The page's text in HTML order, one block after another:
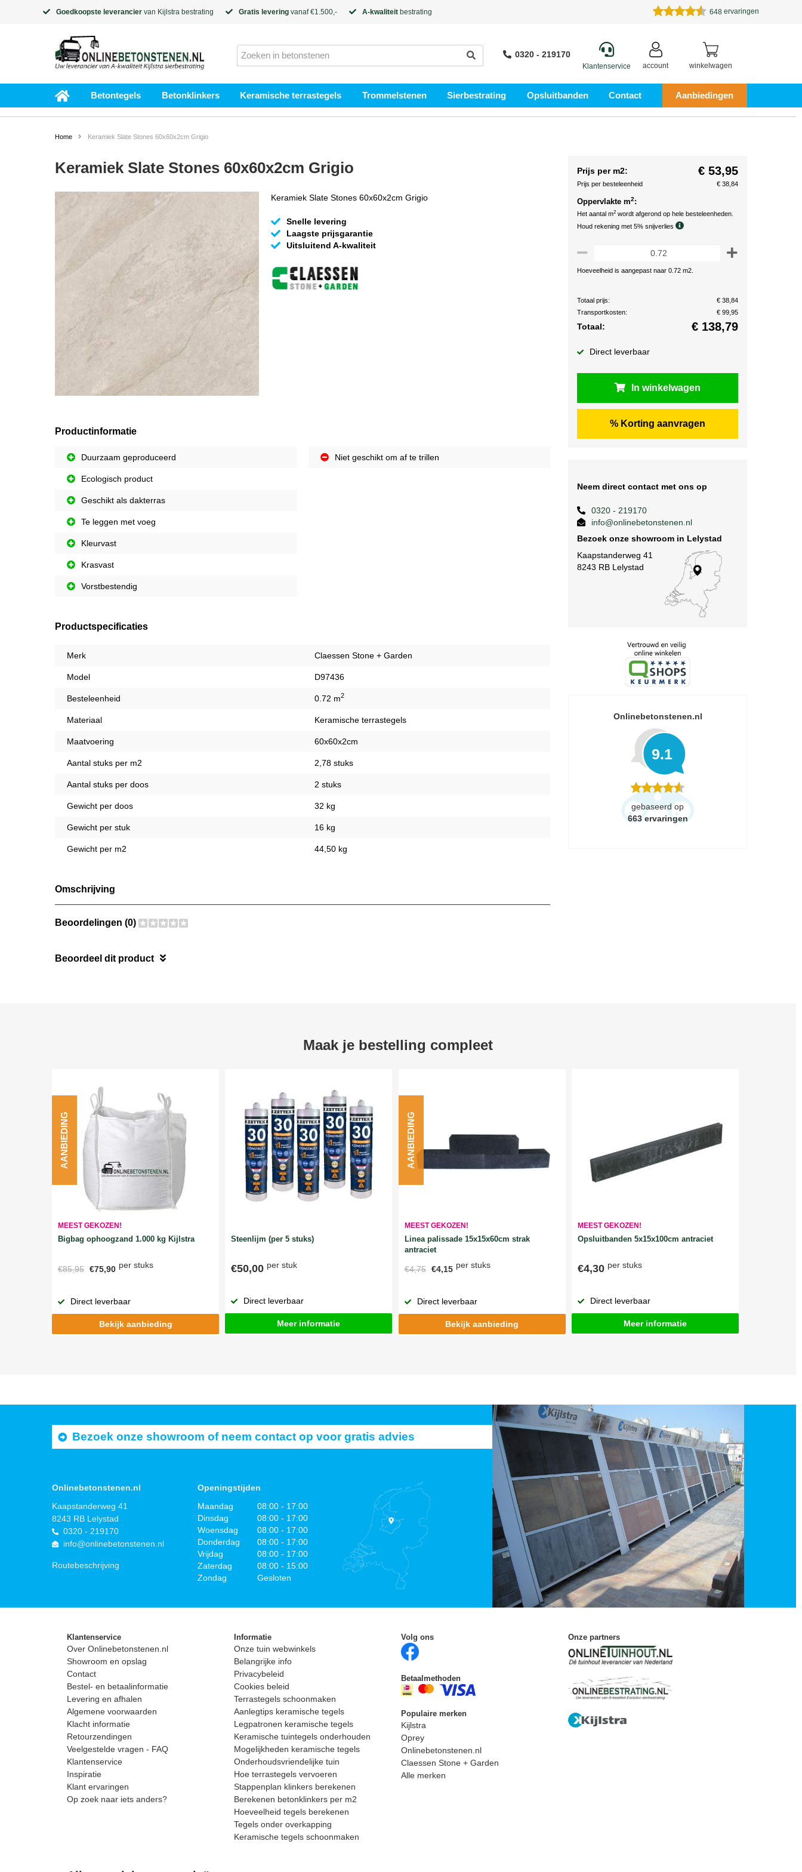
Goedkoopste leverancier van Kijlstra bestrating Gratis levering vanaf €1.500,- A-kwaliteit bestrating 648 ervaringen
0320 - 219170
Klantenservice account winkelwagen
Betontegels Betonklinkers Keramische terrastegels Trommelstenen Sierbestrating Opsluitbanden Contact Aanbiedingen
Home Keramiek Slate Stones 60x60x2cm Grigio
Keramiek Slate Stones 60x60x2cm Grigio
Keramiek Slate Stones 60x60x2cm Grigio
Snelle levering
Laagste prijsgarantie
Uitsluitend A-kwaliteit
Productinformatie
Duurzaam geproduceerd
Ecologisch product
Geschikt als dakterras
Te leggen met voeg
Kleurvast
Krasvast
Vorstbestendig
Niet geschikt om af te trillen
Productspecificaties
Merk Claessen Stone + Garden
Model D97436
Besteleenheid 0.72 m2
Materiaal Keramische terrastegels
Maatvoering 60x60x2cm
Aantal stuks per m2 2,78 stuks
Aantal stuks per doos 2 stuks
Gewicht per doos 32 kg
Gewicht per stuk 16 kg
Gewicht per m2 44,50 kg
Omschrijving
Beoordelingen (0)
Beoordeel dit product
Prijs per m2: € 53,95
Prijs per besteleenheid € 38,84
Oppervlakte m2:
Het aantal m2 wordt afgerond op hele besteleenheden.
Houd rekening met 5% snijverlies
Hoeveelheid is aangepast naar 0.72 m2.
Totaal prijs:
€ 38,84
Transportkosten:
€ 99,95
Totaal: € 138,79
Direct leverbaar
In winkelwagen
% Korting aanvragen
Neem direct contact met ons op
0320 - 219170
info@onlinebetonstenen.nl
Bezoek onze showroom in Lelystad
Kaapstanderweg 41
8243 RB Lelystad
Onlinebetonstenen.nl
9.1
gebaseerd op
663 ervaringen
Maak je bestelling compleet
MEEST GEKOZEN!
Bigbag ophoogzand 1.000 kg Kijlstra
€85,95 €75,90 per stuks
AANBIEDING
Direct leverbaar
Bekijk aanbieding
Steenlijm (per 5 stuks)
€50,00 per stuk
Direct leverbaar
Meer informatie
MEEST GEKOZEN!
Linea palissade 15x15x60cm strak
antraciet
€4,75 €4,15 per stuks
AANBIEDING
Direct leverbaar
Bekijk aanbieding
MEEST GEKOZEN!
Opsluitbanden 5x15x100cm antraciet
€4,30 per stuks
Direct leverbaar
Meer informatie
Bezoek onze showroom of neem contact op voor gratis advies
Onlinebetonstenen.nl
Kaapstanderweg 41
8243 RB Lelystad
0320 - 219170
info@onlinebetonstenen.nl
Routebeschrijving
Openingstijden
Maandag
08:00 - 17:00
Dinsdag
08:00 - 17:00
Woensdag
08:00 - 17:00
Donderdag
08:00 - 17:00
Vrijdag
08:00 - 17:00
Zaterdag
08:00 - 15:00
Zondag
Gesloten
Klantenservice
Over Onlinebetonstenen.nl
Showroom en opslag
Contact
Bestel- en betaalinformatie
Levering en afhalen
Algemene voorwaarden
Klacht informatie
Retourzendingen
Veelgestelde vragen - FAQ
Klantenservice
Inspiratie
Klant ervaringen
Op zoek naar iets anders?
Informatie
Onze tuin webwinkels
Belangrijke info
Privacybeleid
Cookies beleid
Terrastegels schoonmaken
Aanlegtips keramische tegels
Legpatronen keramische tegels
Keramische tuintegels onderhouden
Mogelijkheden keramische tegels
Onderhoudsvriendelijke tuin
Hoe terrastegels vervoeren
Stappenplan klinkers berekenen
Berekenen betonklinkers per m2
Hoeveelheid tegels berekenen
Tegels onder overkapping
Keramische tegels schoonmaken
Volg ons
Betaalmethoden
Populaire merken
Kijlstra
Oprey
Onlinebetonstenen.nl
Claessen Stone + Garden
Alle merken
Onze partners